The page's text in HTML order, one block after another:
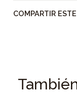
Largo: 366
COMPARTIR